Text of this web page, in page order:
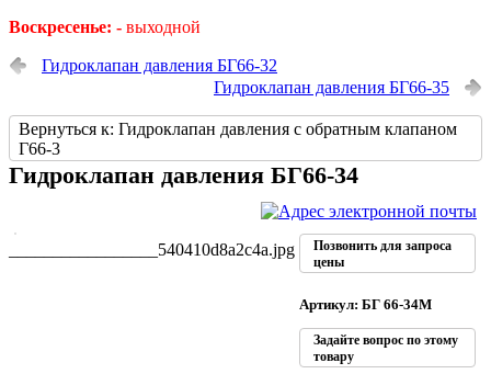
Воскресенье: - выходной
Гидроклапан давления БГ66-32
Гидроклапан давления БГ66-35
Вернуться к: Гидроклапан давления с обратным клапаном
Г66-3
Гидроклапан давления БГ66-34
_________________540410d8a2c4a.jpg
Позвонить для запроса
цены
Артикул: БГ 66-34М
Задайте вопрос по этому
товару